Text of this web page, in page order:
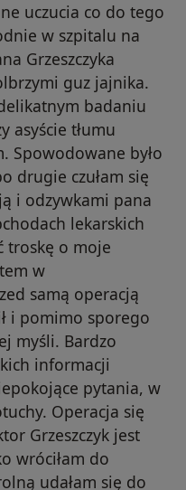
uczucia co do tego
w szpitalu na
Grzeszczyka
guz jajnika.
badaniu
asyście tłumu
Spowodowane było
drugie czułam się
i odzywkami pana
lekarskich
troskę o moje
w
samą operacją
i pomimo sporego
myśli. Bardzo
informacji
pytania, w
Operacja się
Grzeszczyk jest
wróciłam do
udałam się do